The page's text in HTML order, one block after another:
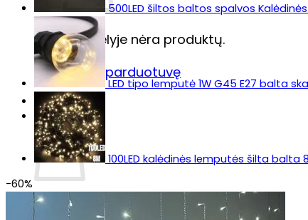
Krepšelyje nėra produktų.
Grįžti į parduotuvę
Krepšelis
Krepšelyje nėra produktų.
500LED šiltos baltos spalvos
LED tipo lemputė 1W G45 E27 balta
100LED kalėdinės lemputės šilta balta
-60%